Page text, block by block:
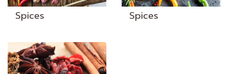
Spices Spices